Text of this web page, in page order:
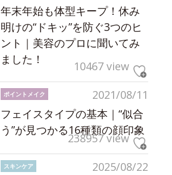
年末年始も体型キープ！休み
明けの“ドキッ”を防ぐ3つのヒ
ント｜美容のプロに聞いてみ
ました！
10467 view
2021/08/11
ポイントメイク
フェイスタイプの基本｜“似合
う”が見つかる16種類の顔印象
238957 view
2025/08/22
スキンケア